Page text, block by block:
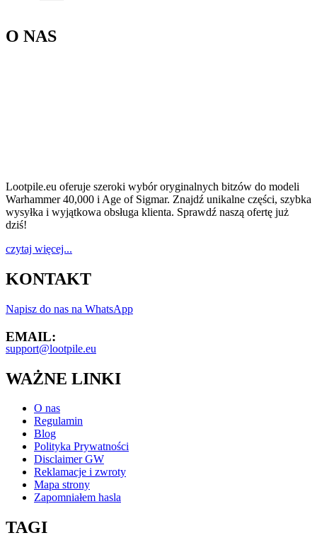
O NAS
Lootpile.eu oferuje szeroki wybór oryginalnych bitzów do modeli
Warhammer 40,000 i Age of Sigmar. Znajdź unikalne części, szybka
wysyłka i wyjątkowa obsługa klienta. Sprawdź naszą ofertę już
dziś!
czytaj więcej...
KONTAKT
Napisz do nas na WhatsApp
EMAIL:
support@lootpile.eu
WAŻNE LINKI
O nas
Regulamin
Blog
Polityka Prywatności
Disclaimer GW
Reklamacje i zwroty
Mapa strony
Zapomniałem hasla
TAGI